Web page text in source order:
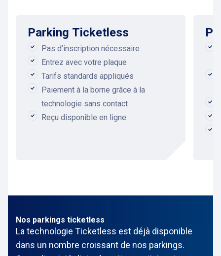
Parking Ticketless
Pas d’inscription nécessaire
Entrez avec votre plaque
Tarifs standards appliqués
Paiement à la borne grâce à la
technologie sans contact
Reçu disponible en ligne
Nos parkings ticketless
La technologie Ticketless est déjà disponible
dans un nombre croissant de nos parkings.